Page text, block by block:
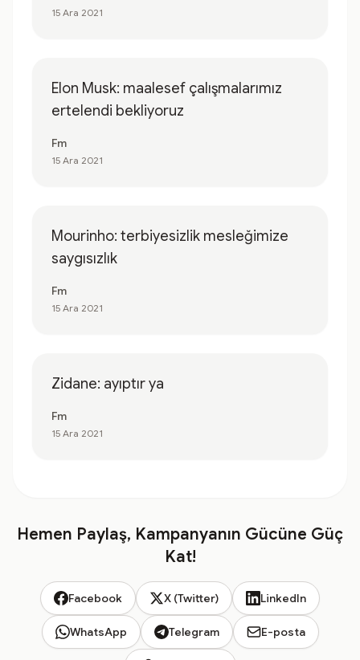
15 Ara 2021
Elon Musk: maalesef çalışmalarımız
ertelendi bekliyoruz
Fm
15 Ara 2021
Mourinho: terbiyesizlik mesleğimize
saygısızlık
Fm
15 Ara 2021
Zidane: ayıptır ya
Fm
15 Ara 2021
Hemen Paylaş, Kampanyanın Gücüne Güç
Kat!
Facebook X (Twitter) LinkedIn
WhatsApp Telegram E-posta